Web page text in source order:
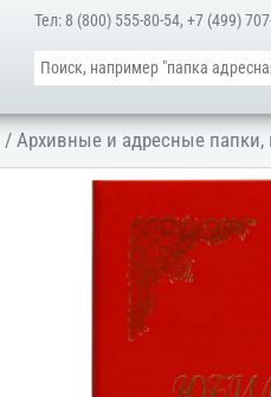
Тел: 8 (800) 555-80-54,+7 (499)
/Архивные и адресные